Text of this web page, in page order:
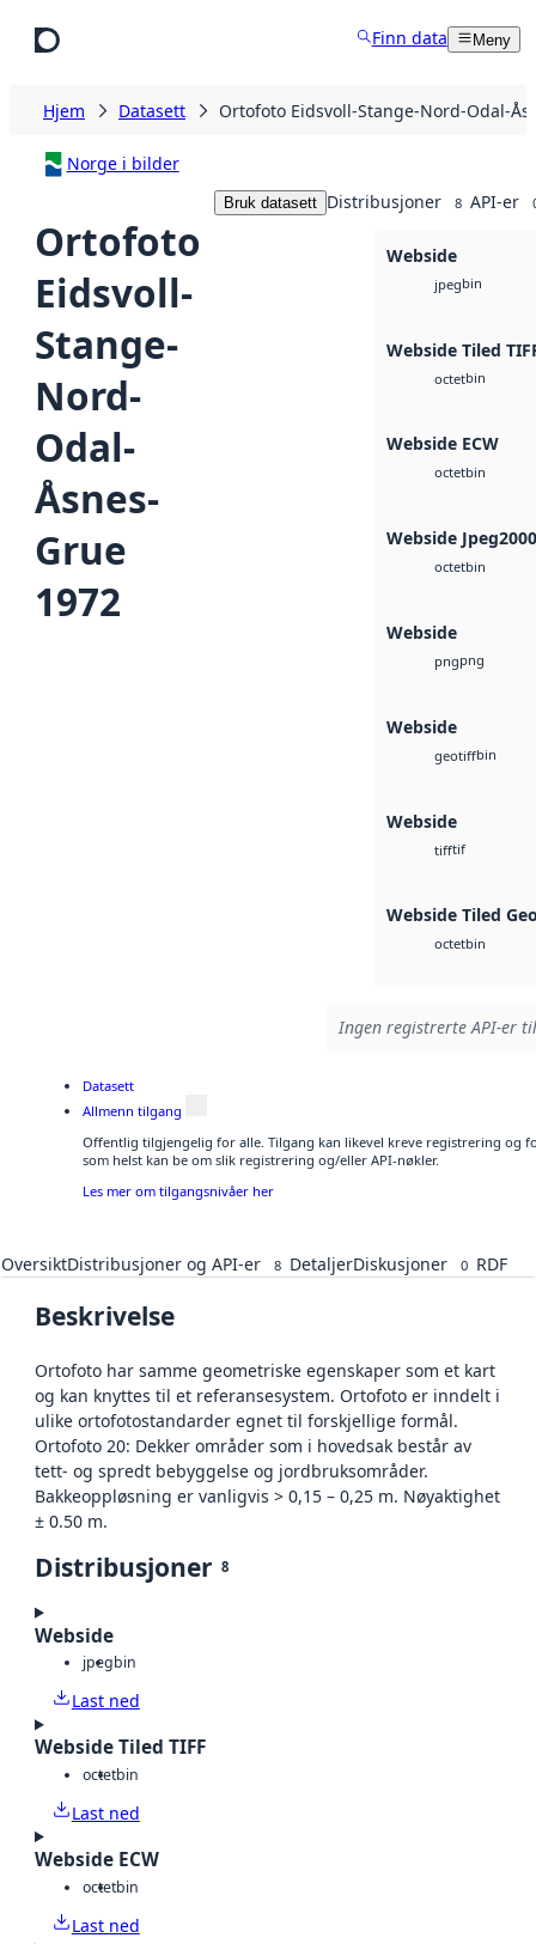
Finn data Meny
Hjem Datasett Ortofoto Eidsvoll-Stange-Nord-Odal-
Norge i bilder
Ortofoto
Eidsvoll-
Stange-
Nord-
Odal-
Åsnes-
Grue
1972
Bruk datasett Distribusjoner 8 API-er
Webside
jpegbin
Webside Tiled
octetbin
Webside ECW
octetbin
Webside Jpeg2000
octetbin
Webside
pngpng
Webside
geotiffbin
Webside
tifftif
Webside Tiled
octetbin
Ingen registrerte API-er
Datasett
Allmenn tilgang
Offentlig tilgjengelig for alle. Tilgang kan likevel kreve registrering og
som helst kan be om slik registrering og/eller API-nøkler.
Les mer om tilgangsnivåer her
OversiktDistribusjoner og API-er 8 DetaljerDiskusjoner 0 RDF
Beskrivelse
Ortofoto har samme geometriske egenskaper som et kart
og kan knyttes til et referansesystem. Ortofoto er inndelt i
ulike ortofotostandarder egnet til forskjellige formål.
Ortofoto 20: Dekker områder som i hovedsak består av
tett- og spredt bebyggelse og jordbruksområder.
Bakkeoppløsning er vanligvis > 0,15 – 0,25 m. Nøyaktighet
± 0.50 m.
Distribusjoner 8
Webside
jpegbin
Last ned
Webside Tiled TIFF
octetbin
Last ned
Webside ECW
octetbin
Last ned